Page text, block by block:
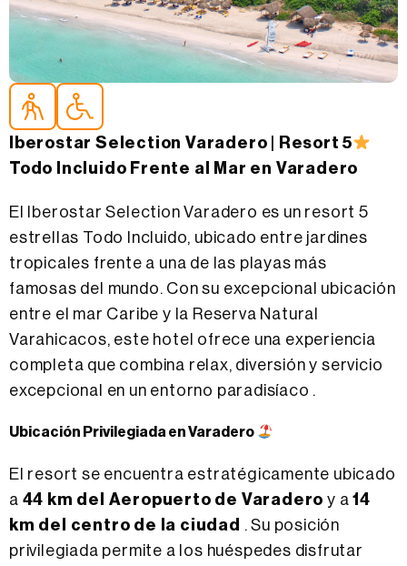
Accesible parapara personas mayores
Accesible parapersonas con movilidad reducida
Iberostar Selection Varadero | Resort 5
Todo Incluido Frente al Mar en Varadero
El Iberostar Selection Varadero es un resort 5
estrellas Todo Incluido, ubicado entre jardines
tropicales frente a una de las playas más
famosas del mundo. Con su excepcional ubicación
entre el mar Caribe y la Reserva Natural
Varahicacos, este hotel ofrece una experiencia
completa que combina relax, diversión y servicio
excepcional en un entorno paradisíaco .
Ubicación Privilegiada en Varadero
El resort se encuentra estratégicamente ubicado
a 44 km del Aeropuerto de Varadero y a14
km del centro de la ciudad . Su posición
privilegiada permite a los huéspedes disfrutar